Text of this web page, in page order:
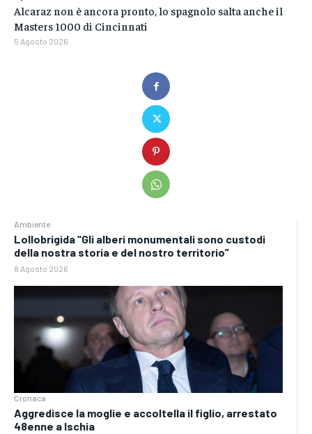
Ambiente
Lollobrigida “Gli alberi monumentali sono custodi
della nostra storia e del nostro territorio”
8 Agosto 2026
Cronaca
Aggredisce la moglie e accoltella il figlio, arrestato
48enne a Ischia
Alcaraz non è ancora pronto, lo spagnolo salta anche il
Masters 1000 di Cincinnati
5 Agosto 2026